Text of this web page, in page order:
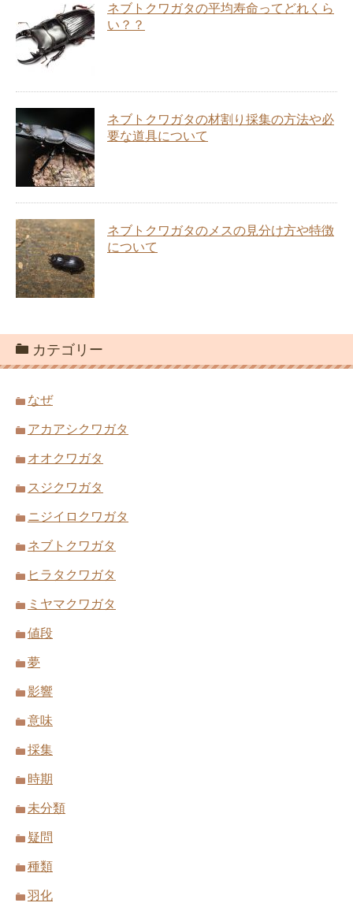
ネブトクワガタの平均寿命ってどれくら
い？？
ネブトクワガタの材割り採集の方法や必
要な道具について
ネブトクワガタのメスの見分け方や特徴
について
カテゴリー
なぜ
アカアシクワガタ
オオクワガタ
スジクワガタ
ニジイロクワガタ
ネブトクワガタ
ヒラタクワガタ
ミヤマクワガタ
値段
夢
影響
意味
採集
時期
未分類
疑問
種類
羽化